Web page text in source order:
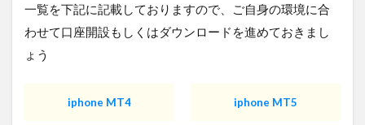
一覧を下記に記載しておりますので、ご自身の環境に合
わせて口座開設もしくはダウンロードを進めておきまし
ょう
iphone MT4 iphone MT5